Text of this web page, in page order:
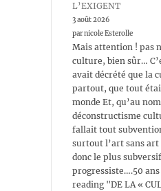
L’EXIGENT
3 août 2026
par nicole Esterolle
Mais attention ! pas
culture, bien sûr…
avait décrété que la
partout, que tout
monde Et, qu’au
déconstructisme
fallait tout
surtout l’art sans
donc le plus
progressiste….50
reading "DE LA «